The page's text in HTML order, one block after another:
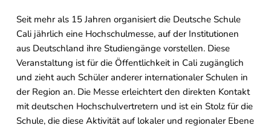
Seit mehr als 15 Jahren organisiert die Deutsche Schule
Cali jährlich eine Hochschulmesse, auf der Institutionen
aus Deutschland ihre Studiengänge vorstellen. Diese
Veranstaltung ist für die Öffentlichkeit in Cali zugänglich
und zieht auch Schüler anderer internationaler Schulen in
der Region an. Die Messe erleichtert den direkten Kontakt
mit deutschen Hochschulvertretern und ist ein Stolz für die
Schule, die diese Aktivität auf lokaler und regionaler Ebene